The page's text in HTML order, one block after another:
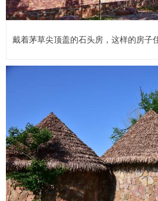
戴着茅草尖顶盖的石头房，这样的房子